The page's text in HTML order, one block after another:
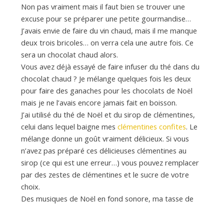
Non pas vraiment mais il faut bien se trouver une
excuse pour se préparer une petite gourmandise…
J’avais envie de faire du vin chaud, mais il me manque
deux trois bricoles… on verra cela une autre fois. Ce
sera un chocolat chaud alors.
Vous avez déjà essayé de faire infuser du thé dans du
chocolat chaud ? Je mélange quelques fois les deux
pour faire des ganaches pour les chocolats de Noël
mais je ne l’avais encore jamais fait en boisson.
J’ai utilisé du thé de Noël et du sirop de clémentines,
celui dans lequel baigne mes clémentines confites. Le
mélange donne un goût vraiment délicieux. Si vous
n’avez pas préparé ces délicieuses clémentines au
sirop (ce qui est une erreur…) vous pouvez remplacer
par des zestes de clémentines et le sucre de votre
choix.
Des musiques de Noël en fond sonore, ma tasse de